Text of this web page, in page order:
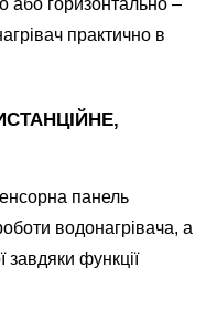
або горизонтально –
практично в
панель
водонагрівача, а
функції